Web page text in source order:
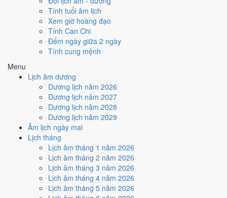
Tính tuổi âm lịch
Xem giờ hoàng đạo
Tính Can Chi
Đếm ngày giữa 2 ngày
Tính cung mệnh
Menu
Lịch âm dương
Dương lịch năm 2026
Dương lịch năm 2027
Dương lịch năm 2028
Dương lịch năm 2029
Âm lịch ngày mai
Lịch tháng
Lịch âm tháng 1 năm 2026
Lịch âm tháng 2 năm 2026
Lịch âm tháng 3 năm 2026
Lịch âm tháng 4 năm 2026
Lịch âm tháng 5 năm 2026
Khai trương - mở cửa hàng hôm nay ở
Trực Khai và Ngày Hoàng Đạo
Cách tính ngày tốt
Ký hợp đồng - giao ước
Tốt
Ký hợp đồng - giao ước hôm nay ở
Ngày Hoàng Đạo
Cách tính ngày tốt
Động thổ - khởi công
Rất tốt
Động thổ - khởi công hôm nay ở
Trực Khai và Ngày Hoàng Đạo
Cách tính ngày tốt
Nhập trạch - vào nhà mới
Rất tốt
Nhập trạch - vào nhà mới hôm nay ở
Trực Khai và Ngày Hoàng Đạo